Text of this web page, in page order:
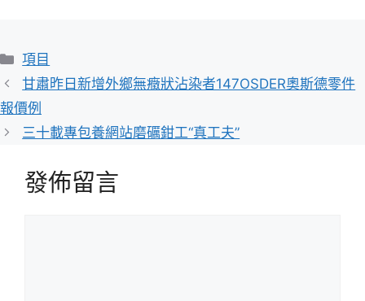
分
類
項目
甘肅昨日新增外鄉無癥狀沾染者147OSDER奧斯德零件
報價例
三十載專包養網站磨礪鉗工“真工夫”
發佈留言